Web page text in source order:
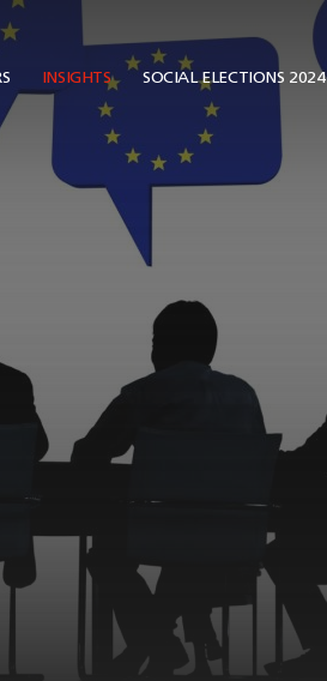
INSIGHTS SOCIAL ELECTIONS 2024